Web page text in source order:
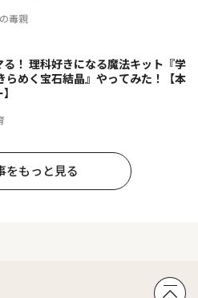
毒親
る！ 理科好きになる魔法キット『学
らめく宝石結晶』やってみた！【本
をもっと見る